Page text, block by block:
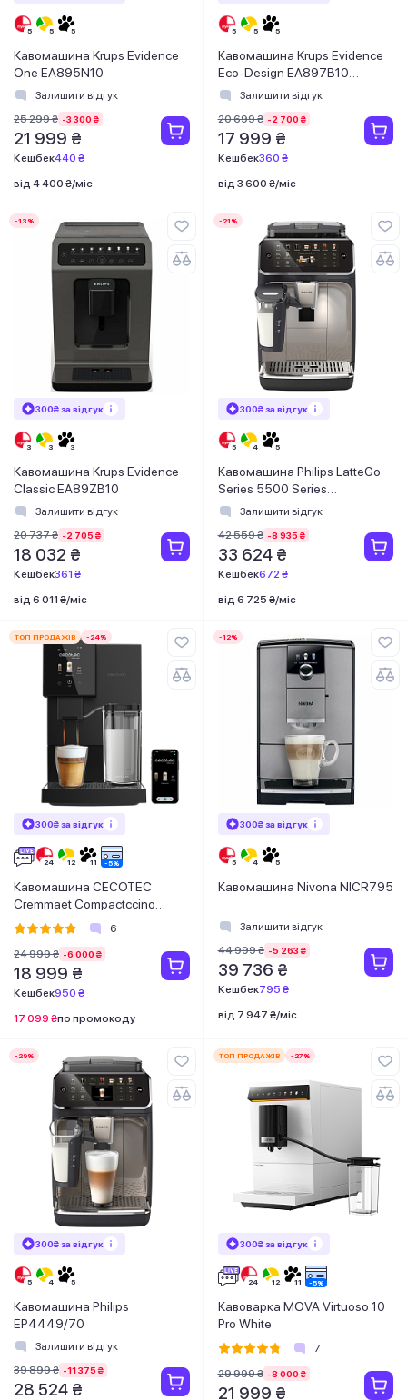
Кавомашина Krups Evidence
One EA895N10
Залишити відгук
25 299 ₴ -3 300 ₴
21 999 ₴
Кешбек440 ₴
від 4 400 ₴/міс
Кавомашина Krups Evidence
Eco-Design EA897B10
8010001021
Залишити відгук
20 699 ₴ -2 700 ₴
17 999 ₴
Кешбек360 ₴
від 3 600 ₴/міс
-13%
300₴ за відгук
Кавомашина Krups Evidence
Classic EA89ZB10
Залишити відгук
20 737 ₴ -2 705 ₴
18 032 ₴
Кешбек361 ₴
від 6 011 ₴/міс
-21%
300₴ за відгук
Кавомашина Philips LatteGo
Series 5500 Series
EP5547/90
Залишити відгук
42 559 ₴ -8 935 ₴
33 624 ₴
Кешбек672 ₴
від 6 725 ₴/міс
ТОП ПРОДАЖІВ -24%
300₴ за відгук
Кавомашина CECOTEC
Cremmaet Compactccino
Connected
6
24 999 ₴ -6 000 ₴
18 999 ₴
Кешбек950 ₴
17 099 ₴по промокоду
-12%
300₴ за відгук
Кавомашина Nivona NICR795
Залишити відгук
44 999 ₴ -5 263 ₴
39 736 ₴
Кешбек795 ₴
від 7 947 ₴/міс
-29%
300₴ за відгук
Кавомашина Philips
EP4449/70
Залишити відгук
39 899 ₴ -11 375 ₴
28 524 ₴
ТОП ПРОДАЖІВ -27%
300₴ за відгук
Кавоварка MOVA Virtuoso 10
Pro White
7
29 999 ₴ -8 000 ₴
21 999 ₴